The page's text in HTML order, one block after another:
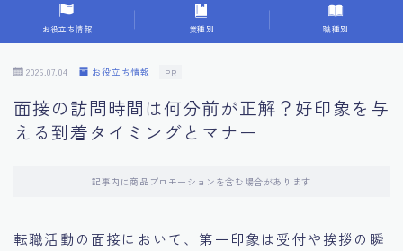
9.面接での落とし穴とその対策
10.フィードバックを活用する方法
11.オンライン面接の成功への鍵
お役立ち情報 業種別 職種別
2026.07.04 お役立ち情報 PR
面接の訪問時間は何分前が正解？好印象を与
える到着タイミングとマナー
記事内に商品プロモーションを含む場合があります
転職活動の面接において、第一印象は受付や挨拶の瞬